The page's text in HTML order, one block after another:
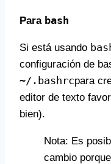
Para bash
Si está usando
configuración de
~/.bashrcpara
editor de texto
bien).
Nota: Es
cambio